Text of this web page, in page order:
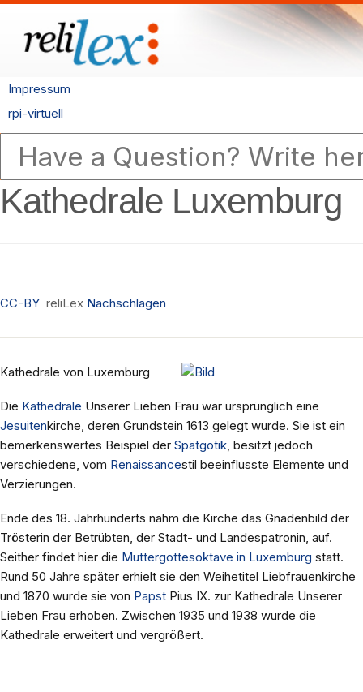
Impressum
rpi-virtuell
Kathedrale Luxemburg
CC-BY reliLex Nachschlagen
Kathedrale von Luxemburg
Die Kathedrale Unserer Lieben Frau war ursprünglich eine
Jesuitenkirche, deren Grundstein 1613 gelegt wurde. Sie ist ein
bemerkenswertes Beispiel der Spätgotik, besitzt jedoch
verschiedene, vom Renaissancestil beeinflusste Elemente und
Verzierungen.
Ende des 18. Jahrhunderts nahm die Kirche das Gnadenbild der
Trösterin der Betrübten, der Stadt- und Landespatronin, auf.
Seither findet hier die Muttergottesoktave in Luxemburg statt.
Rund 50 Jahre später erhielt sie den Weihetitel Liebfrauenkirche
und 1870 wurde sie von Papst Pius IX. zur Kathedrale Unserer
Lieben Frau erhoben. Zwischen 1935 und 1938 wurde die
Kathedrale erweitert und vergrößert.